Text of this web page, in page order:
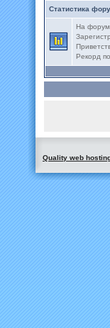
Статистика
На
Рекорд
Quality web